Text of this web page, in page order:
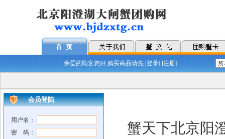
亲爱的顾客您好,购买商品请先 [登录] [注册]
会员登陆
用户名：
密 码：
蟹天下北京阳